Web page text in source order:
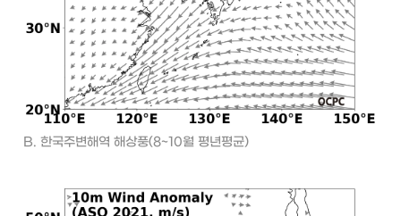
B. 한국주변해역 해상풍(8~10월 평년평균)